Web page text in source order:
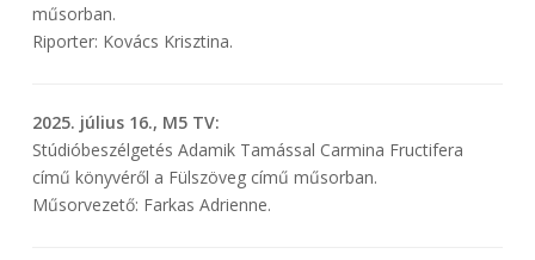
műsorban.
Riporter: Kovács Krisztina.
2025. július 16., M5 TV:
Stúdióbeszélgetés Adamik Tamással Carmina Fructifera
című könyvéről a Fülszöveg című műsorban.
Műsorvezető: Farkas Adrienne.